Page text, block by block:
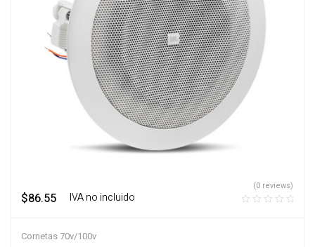
$86.55 ‎ ‎ ‎ IVA no incluido
(0 reviews)
Cornetas 70v/100v